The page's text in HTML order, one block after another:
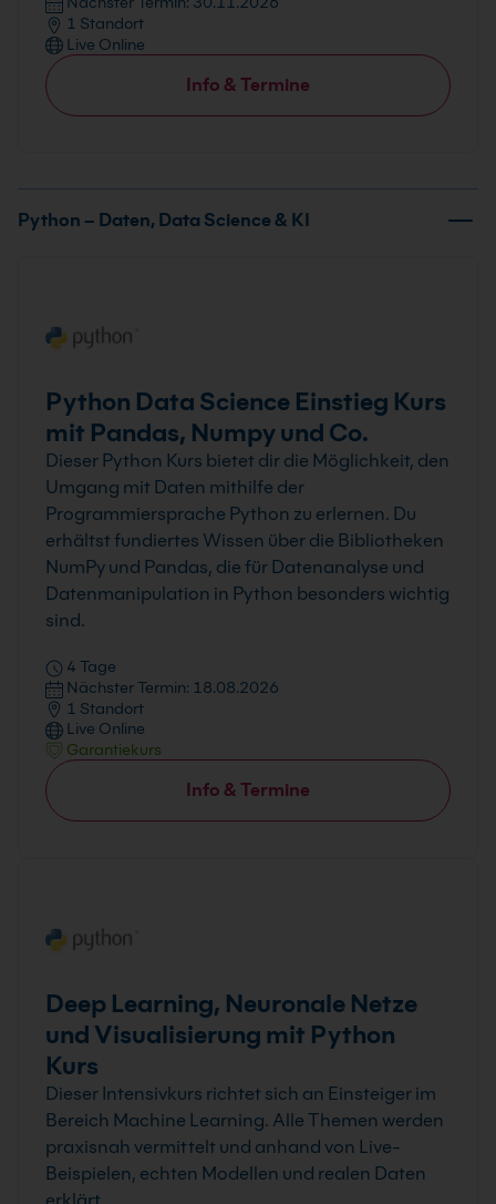
1 Standort
Live Online
Info & Termine
Python – Daten, Data Science & KI
Python Data Science Einstieg Kurs
mit Pandas, Numpy und Co.
Dieser Python Kurs bietet dir die Möglichkeit, den
Umgang mit Daten mithilfe der
Programmiersprache Python zu erlernen. Du
erhältst fundiertes Wissen über die Bibliotheken
NumPy und Pandas, die für Datenanalyse und
Datenmanipulation in Python besonders wichtig
sind.
4 Tage
Nächster Termin: 18.08.2026
1 Standort
Live Online
Garantiekurs
Info & Termine
Deep Learning, Neuronale Netze
und Visualisierung mit Python
Kurs
Dieser Intensivkurs richtet sich an Einsteiger im
Bereich Machine Learning. Alle Themen werden
praxisnah vermittelt und anhand von Live-
Beispielen, echten Modellen und realen Daten